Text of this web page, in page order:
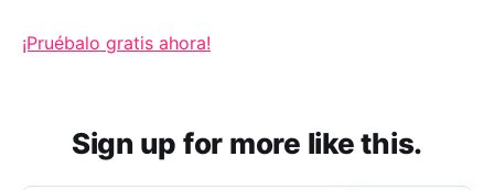
¡Pruébalo gratis ahora!
Sign up for more like this.